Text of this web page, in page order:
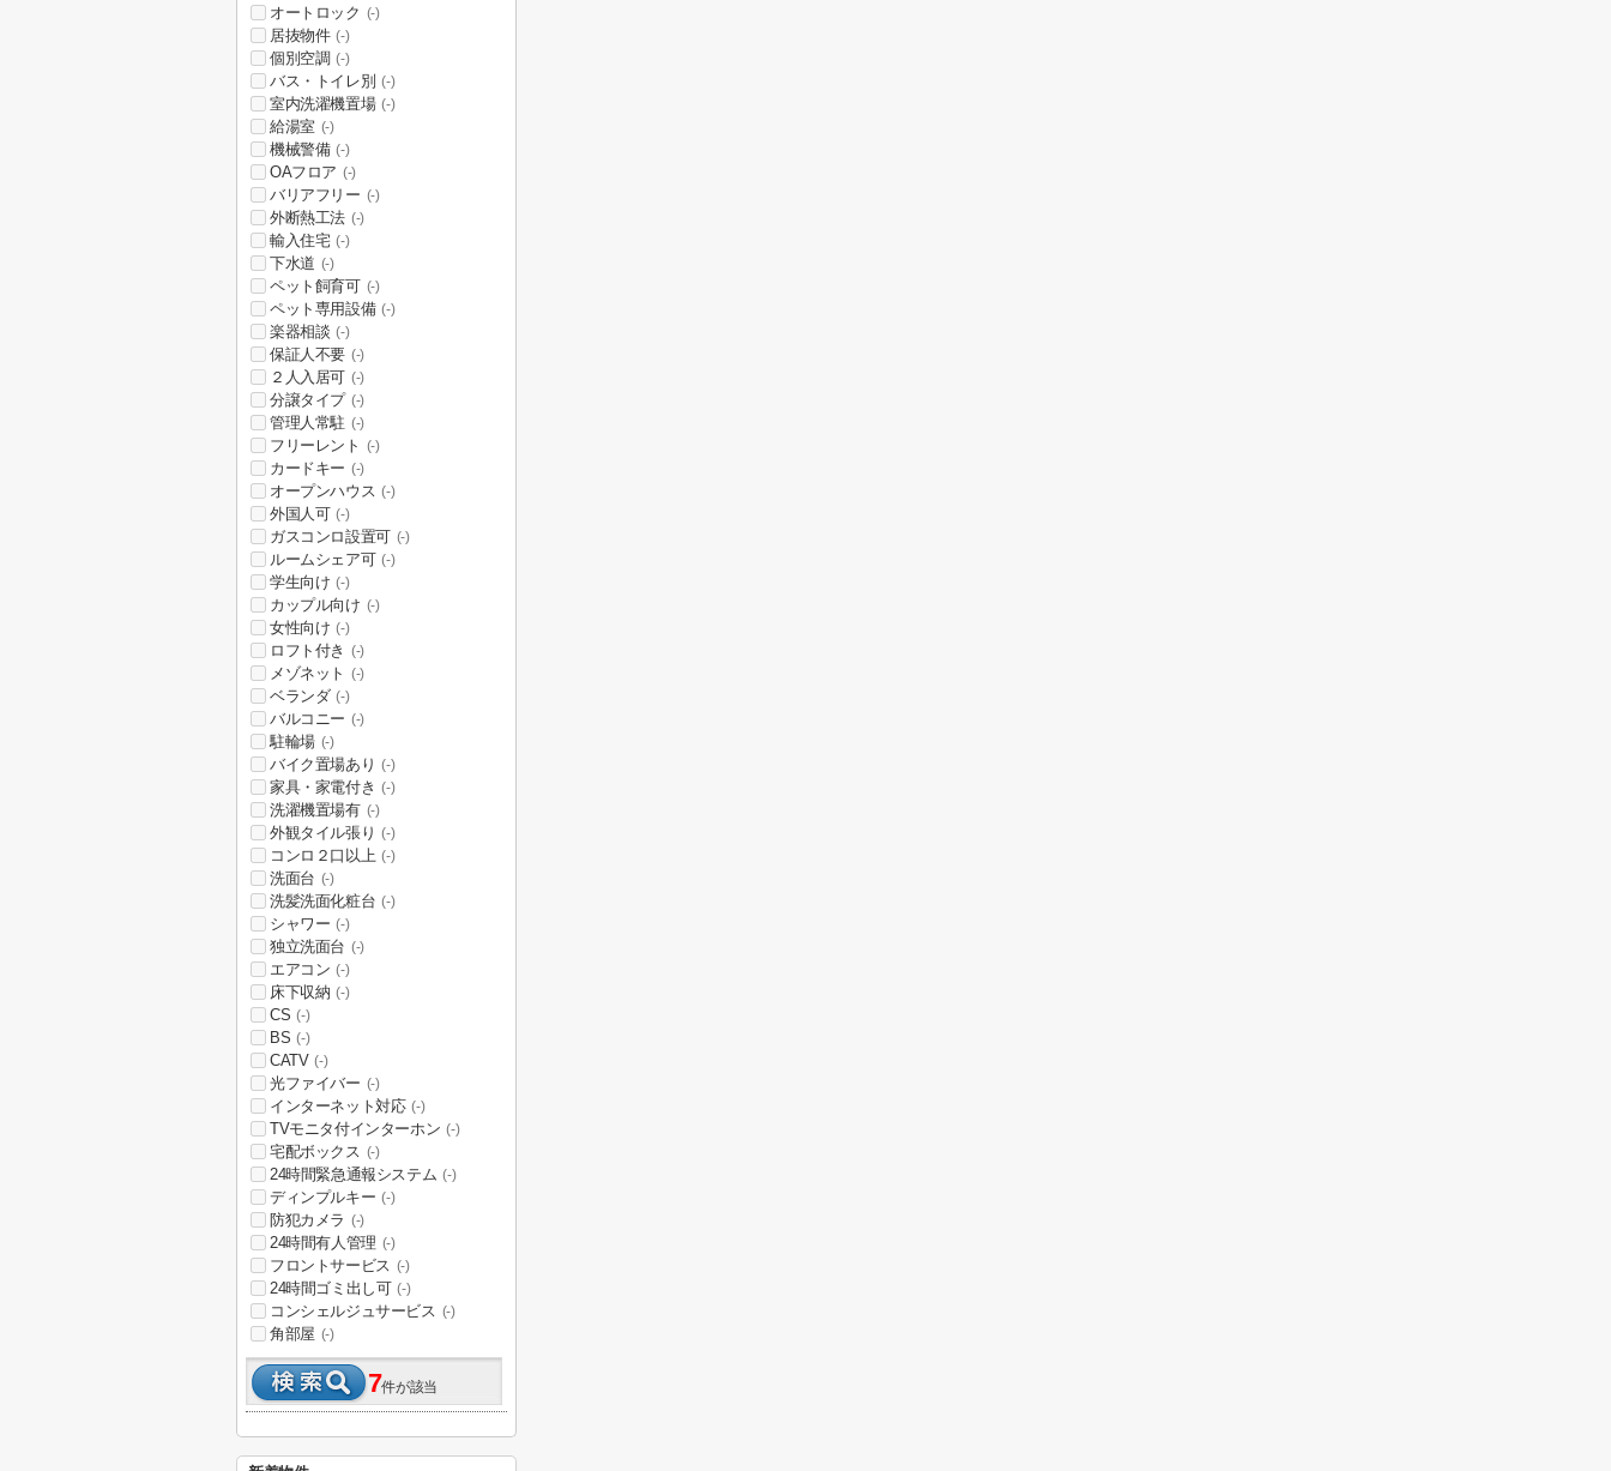
オートロック (-)
居抜物件 (-)
個別空調 (-)
バス・トイレ別 (-)
室内洗濯機置場 (-)
給湯室 (-)
機械警備 (-)
OAフロア (-)
バリアフリー (-)
外断熱工法 (-)
輸入住宅 (-)
下水道 (-)
ペット飼育可 (-)
ペット専用設備 (-)
楽器相談 (-)
保証人不要 (-)
２人入居可 (-)
分譲タイプ (-)
管理人常駐 (-)
フリーレント (-)
カードキー (-)
オープンハウス (-)
外国人可 (-)
ガスコンロ設置可 (-)
ルームシェア可 (-)
学生向け (-)
カップル向け (-)
女性向け (-)
ロフト付き (-)
メゾネット (-)
ベランダ (-)
バルコニー (-)
駐輪場 (-)
バイク置場あり (-)
家具・家電付き (-)
洗濯機置場有 (-)
外観タイル張り (-)
コンロ２口以上 (-)
洗面台 (-)
洗髪洗面化粧台 (-)
シャワー (-)
独立洗面台 (-)
エアコン (-)
床下収納 (-)
CS (-)
BS (-)
CATV (-)
光ファイバー (-)
インターネット対応 (-)
TVモニタ付インターホン (-)
宅配ボックス (-)
24時間緊急通報システム (-)
ディンプルキー (-)
防犯カメラ (-)
24時間有人管理 (-)
フロントサービス (-)
24時間ゴミ出し可 (-)
コンシェルジュサービス (-)
角部屋 (-)
7件が該当